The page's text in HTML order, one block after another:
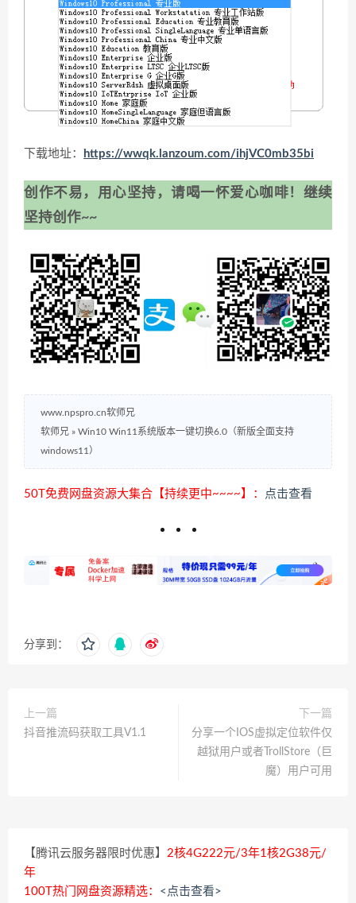
下载地址： https://wwqk.lanzoum.com/ihjVC0mb35bi
创作不易，用心坚持，请喝一怀爱心咖啡！继续
坚持创作~~
www.npspro.cn软师兄
软师兄 » Win10 Win11系统版本一键切换6.0（新版全面支持
windows11）
50T免费网盘资源大集合【持续更中~~~~】： 点击查看
分享到：
上一篇
抖音推流码获取工具V1.1
下一篇
分享一个IOS虚拟定位软件仅
越狱用户或者TrollStore（巨
魔）用户可用
【腾讯云服务器限时优惠】 2核4G222元/3年1核2G38元/
年
100T热门网盘资源精选： <点击查看>